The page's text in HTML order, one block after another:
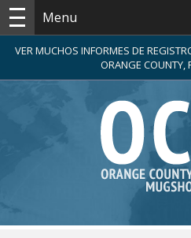
Menu
VER MUCHOS INFORMES DE
ORANGE COUNTY,